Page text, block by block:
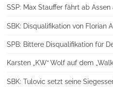
SSP: Max Stauffer fährt ab
SBK: Disqualifikation von Florian
SPB: Bittere Disqualifikation für
Karsten „KW“ Wolf auf dem
SBK: Tulovic setzt seine